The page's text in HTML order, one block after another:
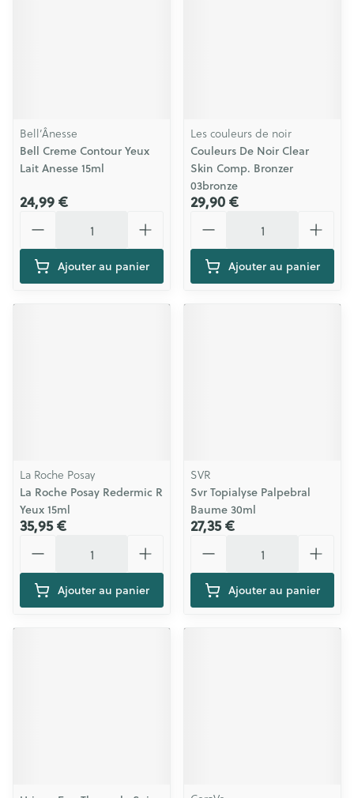
Bell’Ânesse
Bell Creme Contour Yeux
Lait Anesse 15ml
24,99 €
Ajouter au panier
Les couleurs de noir
Couleurs De Noir Clear
Skin Comp. Bronzer
03bronze
29,90 €
Ajouter au panier
La Roche Posay
La Roche Posay Redermic R
Yeux 15ml
35,95 €
Ajouter au panier
SVR
Svr Topialyse Palpebral
Baume 30ml
27,35 €
Ajouter au panier